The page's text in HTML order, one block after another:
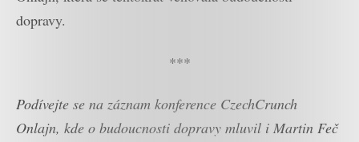
dopravy.
***
Podívejte se na záznam konference CzechCrunch
Onlajn, kde o budoucnosti dopravy mluvil i Martin Feč